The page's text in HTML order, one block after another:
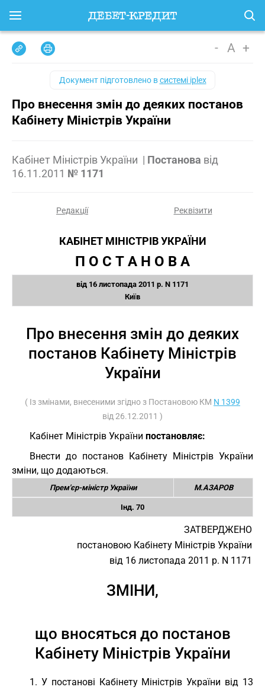
- A +
Документ підготовлено всистемі iplex
Про внесення змін до деяких постанов
Кабінету Міністрів України
Кабінет Міністрів України | Постанова від
16.11.2011 № 1171
Редакції Реквізити
КАБІНЕТ МІНІСТРІВ УКРАЇНИ
П О С Т А Н О В А
від 16 листопада 2011 р. N 1171
Київ
Про внесення змін до деяких
постанов Кабінету Міністрів
України
( Із змінами, внесеними згідно з Постановою КМ N 1399
від 26.12.2011 )
Кабінет Міністрів України постановляє:
Внести до постанов Кабінету Міністрів України
зміни, що додаються.
Прем'єр-міністр України М.АЗАРОВ
Інд. 70
ЗАТВЕРДЖЕНО
постановою Кабінету Міністрів України
від 16 листопада 2011 р. N 1171
ЗМІНИ,
що вносяться до постанов
Кабінету Міністрів України
1. У постанові Кабінету Міністрів України від 13